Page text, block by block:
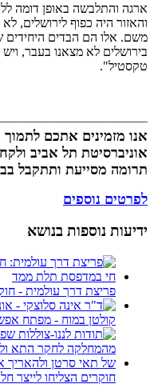
ארגה והתלבשה באופן דומה
והאזור היה כפוף לירושלים,
משם. אלו הם הבדים היחידים
בירושלים לא מצאנו בעבר,
טקסטיל".
אנו מזמינים אתכם לתמוך
אוניברסיטת תל אביב
תרומה מסייעת ותתקבל
לפרטים נוספים
ידיעות נוספות בנושא
פריצת דרך עולמית -
קולטן במוח - מפתח
חוקרים הצליחו לייצר